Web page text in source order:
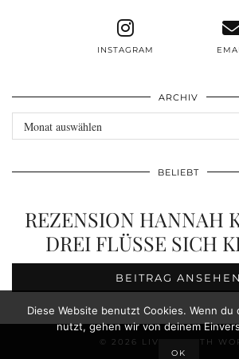
INSTAGRAM
ARCHIV
Archiv
BELIEBT
REZENSION HANNAH
DREI FLÜSSE SICH
BEITRAG ANSEHEN
© 2026 LIVE BREATH
Diese Website benutzt Cookies. Wenn
nutzt, gehen wir von deinem
OK